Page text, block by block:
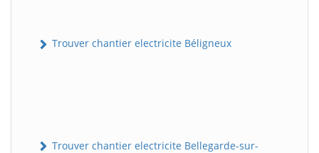
Trouver chantier electricite Béligneux
Trouver chantier electricite Bellegarde-sur-